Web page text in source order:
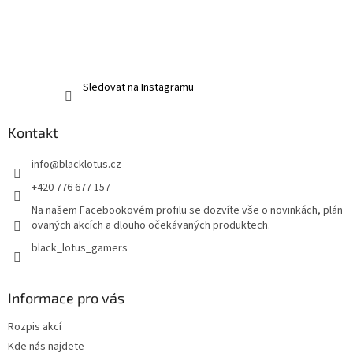
Sledovat na Instagramu
Kontakt
info@blacklotus.cz
+420 776 677 157
Na našem Facebookovém profilu se dozvíte vše o novinkách, plán
ovaných akcích a dlouho očekávaných produktech.
black_lotus_gamers
Informace pro vás
Rozpis akcí
Kde nás najdete